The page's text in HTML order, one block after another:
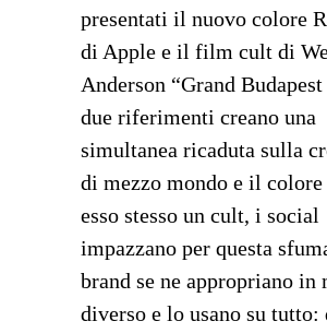
presentati il nuovo colore
di Apple e il film cult di
Anderson “Grand
due riferimenti creano una
simultanea ricaduta sulla
di mezzo mondo e il colore
esso stesso un cult, i social
impazzano per questa
brand se ne appropriano in
diverso e lo usano su tutto: